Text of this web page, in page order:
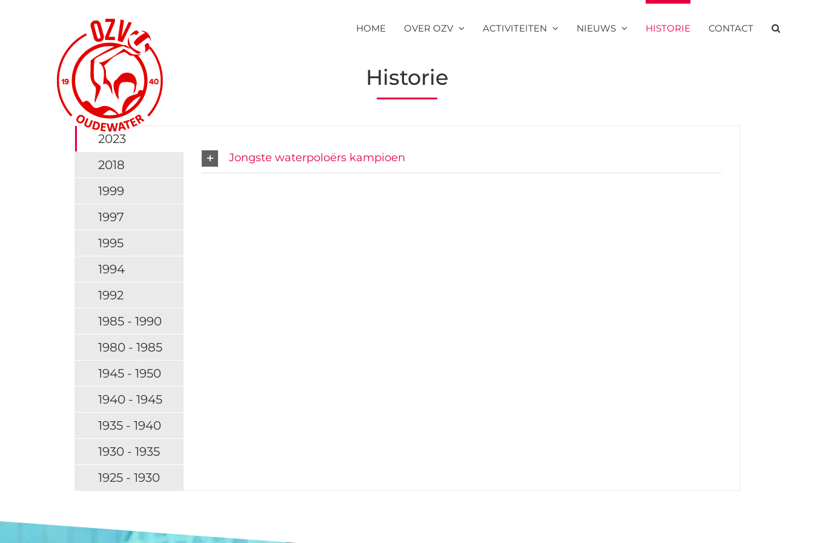
HOME OVER OZV ACTIVITEITEN NIEUWS HISTORIE CONTACT
Historie
2023
2018
1999
1997
1995
1994
1992
1985 - 1990
1980 - 1985
1945 - 1950
1940 - 1945
1935 - 1940
1930 - 1935
1925 - 1930
Jongste waterpoloërs kampioen